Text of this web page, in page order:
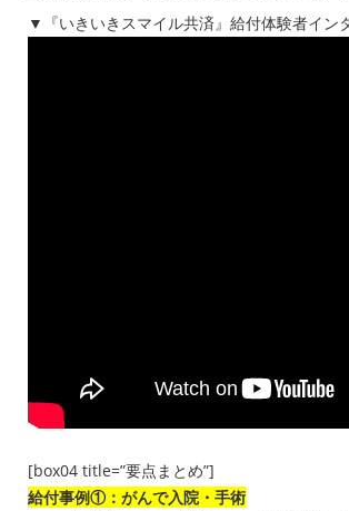
▼『いきいきスマイル共済』給付体験者イン
[box04 title=”要点まとめ”]
給付事例①：がんで入院・手術